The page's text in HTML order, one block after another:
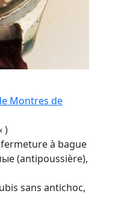
Montres de
)
à bague
(antipoussière),
sans antichoc,